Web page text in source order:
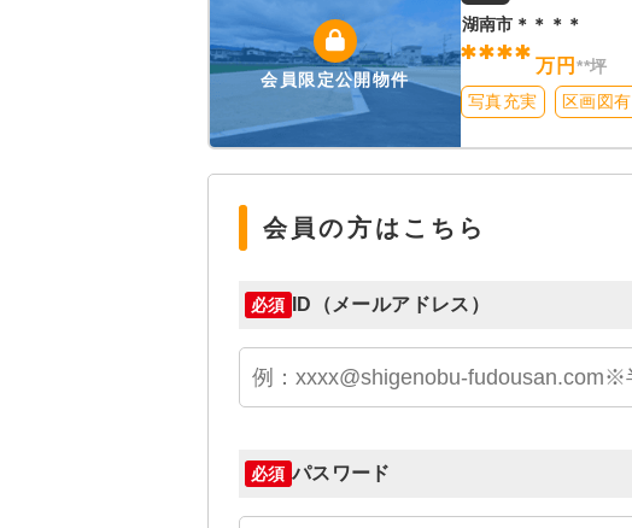
会員限定公開物件
湖南市＊＊＊＊
**** 万円 **坪
写真充実
区画図有
会員の方はこちら
必須 ID（メールアドレス）
必須 パスワード